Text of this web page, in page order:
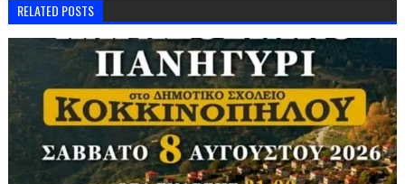
RELATED POSTS